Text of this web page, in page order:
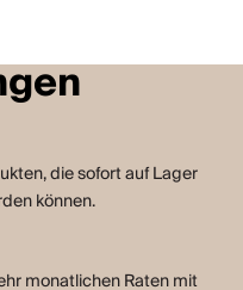
die sofort auf Lager
können.
monatlichen Raten mit